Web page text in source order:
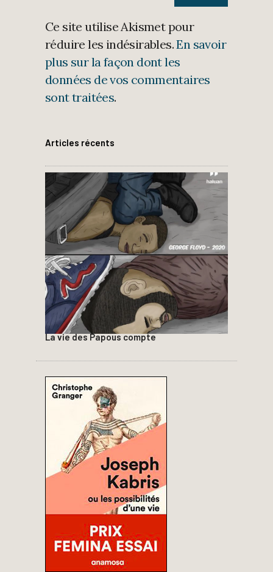
Ce site utilise Akismet pour
réduire les indésirables.En savoir
plus sur la façon dont les
données de vos commentaires
sont traitées.
Articles récents
La vie des Papous compte